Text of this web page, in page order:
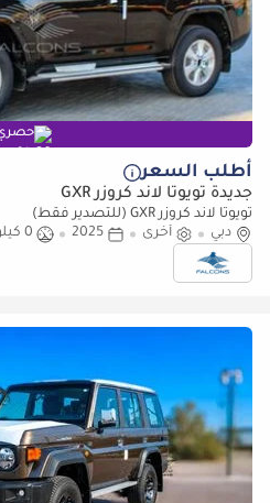
أطلب السعر
جديدة تويوتا لاند كروزر GXR
تويوتا لاند كروزر GXR (للتصدير فقط)
دبي
أخرى 2025
0 كيلومتر